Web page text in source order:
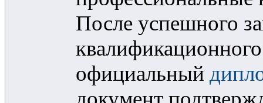
После успешного
официальный